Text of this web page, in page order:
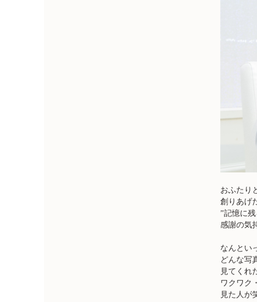
おふたり
創りあげ
”記憶に
感謝の気
なんとい
どんな写
見てくれ
ワクワク
見た人が